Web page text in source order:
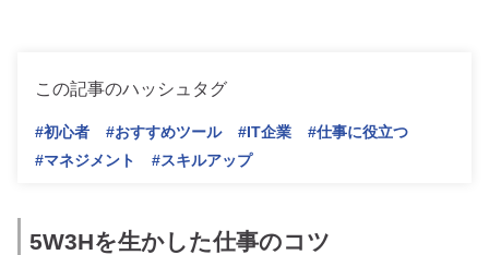
この記事のハッシュタグ
#初心者 #おすすめツール #IT企業
#仕事に役立つ
#マネジメント
#スキルアップ
5W3Hを生かした仕事のコツ